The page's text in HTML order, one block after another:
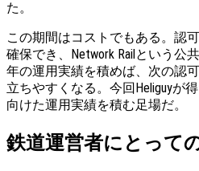
た。
この期間はコストでもある。認
確保でき、Network Railという公
年の運用実績を積めば、次の認
立ちやすくなる。今回Heliguyが
向けた運用実績を積む足場だ。
鉄道運営者にとって